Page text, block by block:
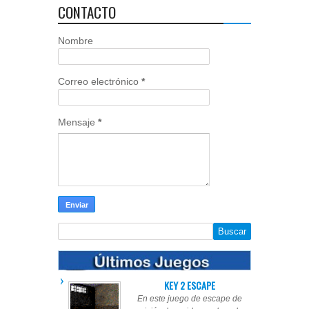
CONTACTO
Nombre
Correo electrónico *
Mensaje *
KEY 2 ESCAPE
En este juego de escape de